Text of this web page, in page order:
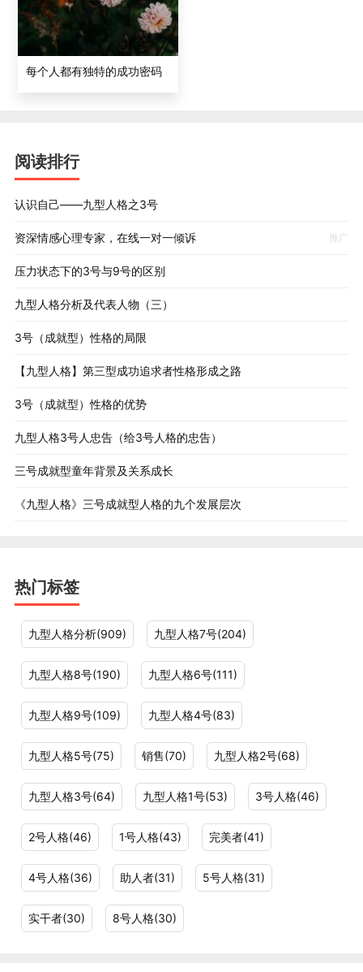
每个人都有独特的成功密码
阅读排行
认识自己——九型人格之3号
资深情感心理专家，在线一对一倾诉 推广
压力状态下的3号与9号的区别
九型人格分析及代表人物（三）
3号（成就型）性格的局限
【九型人格】第三型成功追求者性格形成之路
3号（成就型）性格的优势
九型人格3号人忠告（给3号人格的忠告）
三号成就型童年背景及关系成长
《九型人格》三号成就型人格的九个发展层次
热门标签
九型人格分析(909) 九型人格7号(204)
九型人格8号(190) 九型人格6号(111)
九型人格9号(109) 九型人格4号(83)
九型人格5号(75) 销售(70) 九型人格2号(68)
九型人格3号(64) 九型人格1号(53) 3号人格(46)
2号人格(46) 1号人格(43) 完美者(41)
4号人格(36) 助人者(31) 5号人格(31)
实干者(30) 8号人格(30)